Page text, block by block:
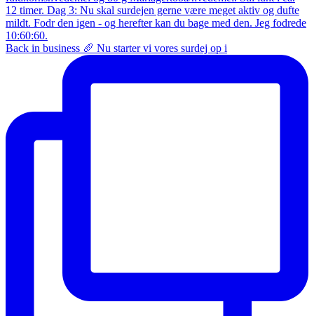
Back in business 🥖 Nu starter vi vores surdej op i